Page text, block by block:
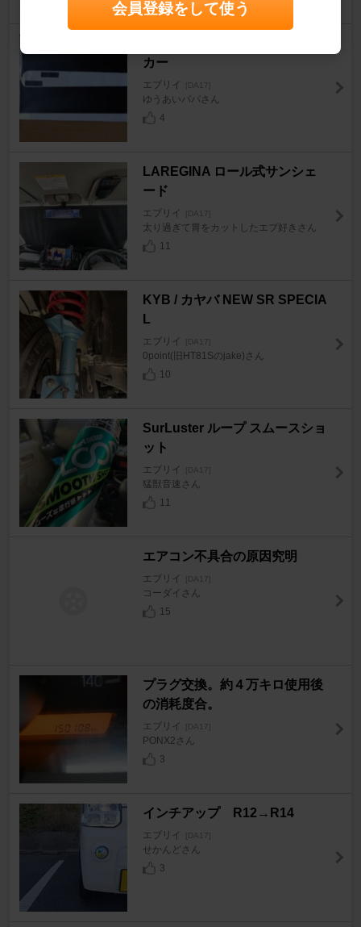
カー
エブリイ [DA17]
ゆうあいパパさん
4
LAREGINA ロール式サンシェ
ード
エブリイ [DA17]
太り過ぎて胃をカットしたエブ好きさん
11
KYB / カヤバ NEW SR SPECIA
L
エブリイ [DA17]
0point(旧HT81Sのjake)さん
10
SurLuster ループ スムースショ
ット
エブリイ [DA17]
猛獣音速さん
11
エアコン不具合の原因究明
エブリイ [DA17]
コーダイさん
15
プラグ交換。約４万キロ使用後
の消耗度合。
エブリイ [DA17]
PONX2さん
3
インチアップ R12→R14
エブリイ [DA17]
せかんどさん
3
会員登録をして使う